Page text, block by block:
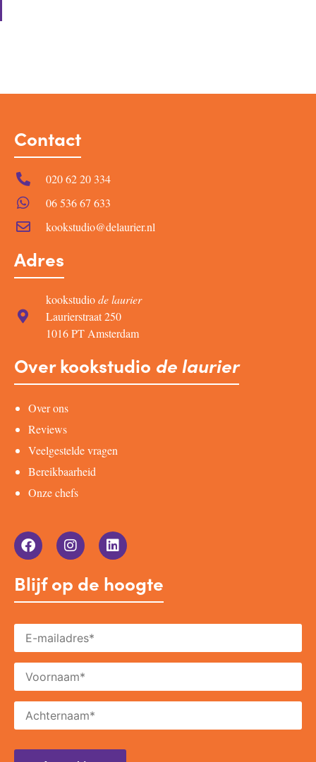
Contact
020 62 20 334
06 536 67 633
kookstudio@delaurier.nl
Adres
kookstudiode laurier
Laurierstraat 250
1016 PT Amsterdam
Over kookstudio de laurier
Over ons
Reviews
Veelgestelde vragen
Bereikbaarheid
Onze chefs
Blijf op de hoogte